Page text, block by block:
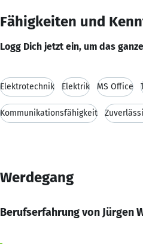
Fähigkeiten und
Logg Dich jetzt ein, um das
Elektrotechnik Elektrik MS Office
Kommunikationsfähigkeit
Werdegang
Berufserfahrung von Jürgen